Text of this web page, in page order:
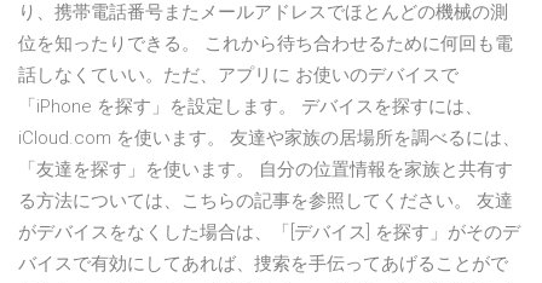
り、携帯電話番号またメールアドレスでほとんどの機械の測
位を知ったりできる。 これから待ち合わせるために何回も電
話しなくていい。ただ、アプリに お使いのデバイスで
「iPhone を探す」を設定します。 デバイスを探すには、
iCloud.com を使います。 友達や家族の居場所を調べるには、
「友達を探す」を使います。 自分の位置情報を家族と共有す
る方法については、こちらの記事を参照してください。 友達
がデバイスをなくした場合は、「[デバイス] を探す」がそのデ
バイスで有効にしてあれば、捜索を手伝ってあげることがで